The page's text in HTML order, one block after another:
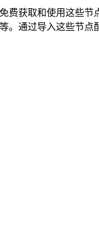
获取和使用这些节
通过导入这些节点